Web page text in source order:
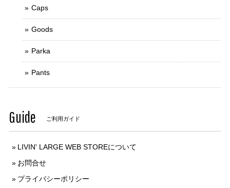
Caps
Goods
Parka
Pants
Guide ご利用ガイド
LIVIN' LARGE WEB STOREについて
お問合せ
プライバシーポリシー